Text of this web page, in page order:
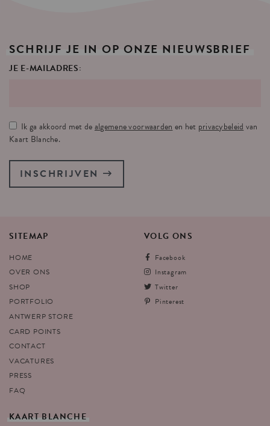
SCHRIJF JE IN OP ONZE NIEUWSBRIEF
JE E-MAILADRES:
Ik ga akkoord met dealgemene voorwaarden en het privacybeleid van
Kaart Blanche.
INSCHRIJVEN
SITEMAP
HOME
OVER ONS
SHOP
PORTFOLIO
ANTWERP STORE
CARD POINTS
CONTACT
VACATURES
PRESS
FAQ
VOLG ONS
Facebook
Instagram
Twitter
Pinterest
KAART BLANCHE